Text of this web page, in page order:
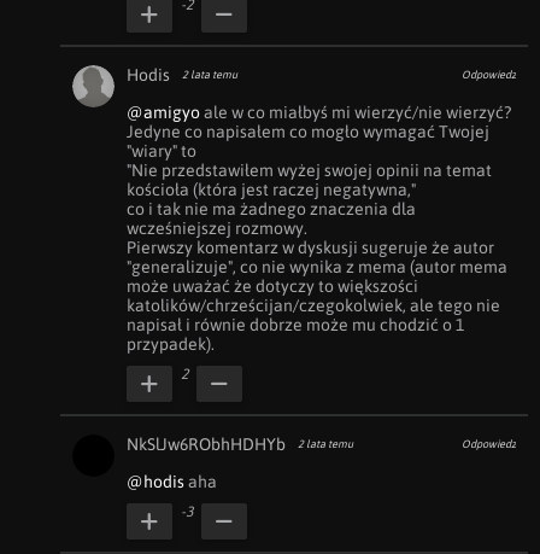
-2
Hodis 2 lata temu Odpowiedz
@amigyo ale w co miałbyś mi wierzyć/nie wierzyć?
Jedyne co napisałem co mogło wymagać Twojej
"wiary" to
"Nie przedstawiłem wyżej swojej opinii na temat
kościoła (która jest raczej negatywna,"
co i tak nie ma żadnego znaczenia dla
wcześniejszej rozmowy.
Pierwszy komentarz w dyskusji sugeruje że autor
"generalizuje", co nie wynika z mema (autor mema
może uważać że dotyczy to większości
katolików/chrześcijan/czegokolwiek, ale tego nie
napisał i równie dobrze może mu chodzić o 1
przypadek).
2
NkSlJw6RObhHDHYb 2 lata temu Odpowiedz
@hodis aha
-3